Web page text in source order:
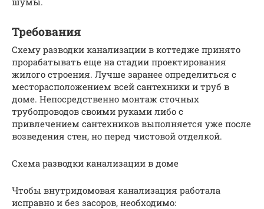
Требования
Схему разводки канализации в коттедже принято
прорабатывать еще на стадии проектирования
жилого строения. Лучше заранее определиться с
месторасположением всей сантехники и труб в
доме. Непосредственно монтаж сточных
трубопроводов своими руками либо с
привлечением сантехников выполняется уже после
возведения стен, но перед чистовой отделкой.
Схема разводки канализации в доме
Чтобы внутридомовая канализация работала
исправно и без засоров, необходимо: